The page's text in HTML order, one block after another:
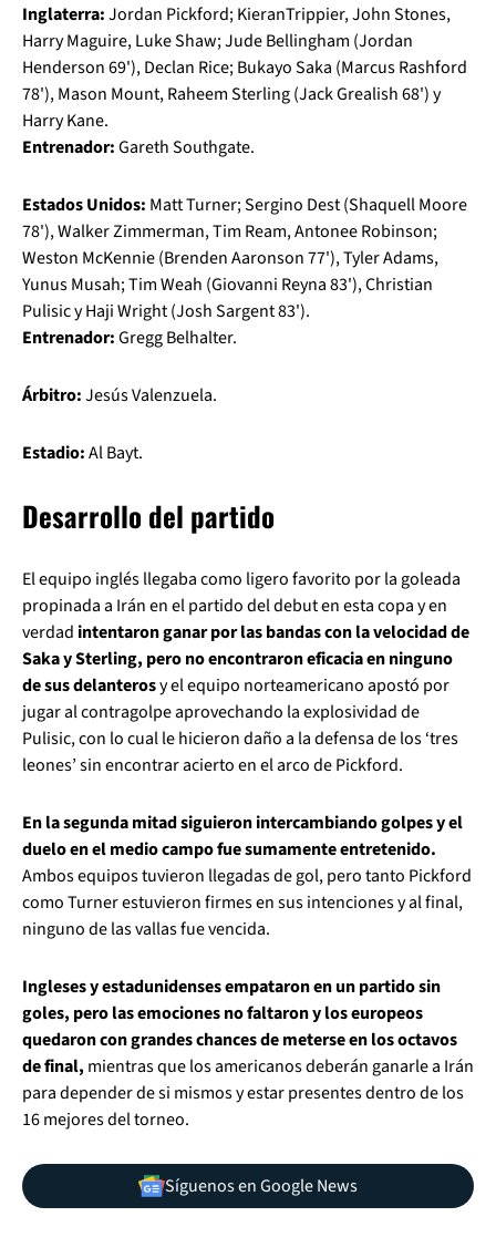
Inglaterra:Jordan Pickford; KieranTrippier, John Stones,
Harry Maguire, Luke Shaw; Jude Bellingham (Jordan
Henderson 69'), Declan Rice; Bukayo Saka (Marcus Rashford
78'), Mason Mount, Raheem Sterling (Jack Grealish 68') y
Harry Kane.
Entrenador:Gareth Southgate.
Estados Unidos: Matt Turner; Sergino Dest (Shaquell Moore
78'), Walker Zimmerman, Tim Ream, Antonee Robinson;
Weston McKennie (Brenden Aaronson 77'), Tyler Adams,
Yunus Musah; Tim Weah (Giovanni Reyna 83'), Christian
Pulisic y Haji Wright (Josh Sargent 83').
Entrenador:Gregg Belhalter.
Árbitro:Jesús Valenzuela.
Estadio:Al Bayt.
Desarrollo del partido
El equipo inglés llegaba como ligero favorito por la goleada
propinada a Irán en el partido del debut en esta copa y en
verdad intentaron ganar por las bandas con la velocidad de
Saka y Sterling, pero no encontraron eficacia en ninguno
de sus delanterosy el equipo norteamericano apostó por
jugar al contragolpe aprovechando la explosividad de
Pulisic, con lo cual le hicieron daño a la defensa de los ‘tres
leones’ sin encontrar acierto en el arco de Pickford.
En la segunda mitad siguieron intercambiando golpes y el
duelo en el medio campo fue sumamente entretenido.
Ambos equipos tuvieron llegadas de gol, pero tanto Pickford
como Turner estuvieron firmes en sus intenciones y al final,
ninguno de las vallas fue vencida.
Ingleses y estadunidenses empataron en un partido sin
goles, pero las emociones no faltaron y los europeos
quedaron con grandes chances de meterse en los octavos
de final, mientras que los americanos deberán ganarle a Irán
para depender de si mismos y estar presentes dentro de los
16 mejores del torneo.
Síguenos en Google News